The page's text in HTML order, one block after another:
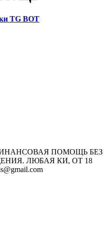
TG BOT
ФИНАНСОВАЯ ПОМОЩЬ БЕЗ
ЛЮБАЯ КИ, ОТ 18